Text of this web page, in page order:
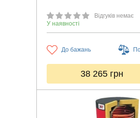
Відгуків немає
У наявності
До бажань
38 265 грн